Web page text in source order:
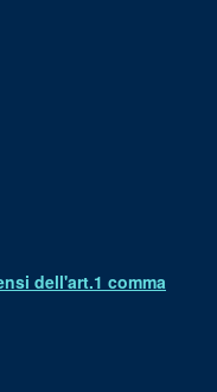
dell'art.1 comma